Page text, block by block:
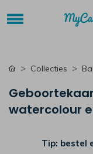
Collecties
watercolour
Tip: bestel